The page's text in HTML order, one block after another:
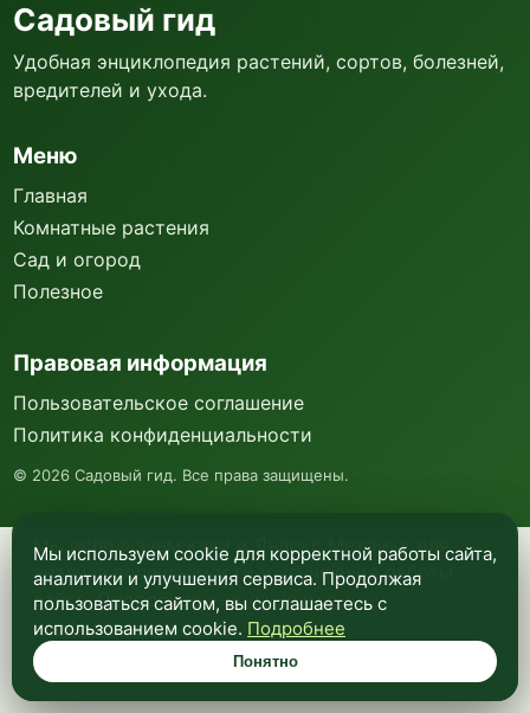
Мы используем куки и Яндекс Метрику для
анализа посещаемости и улучшения работы
сайта. Подробнее —в политике
конфиденциальности.
Понятно
Садовый гид
Удобная энциклопедия растений, сортов, болезней,
вредителей и ухода.
Меню
Главная
Комнатные растения
Сад и огород
Полезное
Правовая информация
Пользовательское соглашение
Политика конфиденциальности
© 2026 Садовый гид. Все права защищены.
Мы используем cookie для корректной работы сайта,
аналитики и улучшения сервиса. Продолжая
пользоваться сайтом, вы соглашаетесь с
использованием cookie. Подробнее
Понятно